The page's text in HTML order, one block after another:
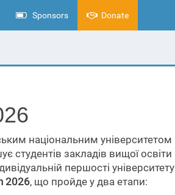
Sponsors Donate
національним університетом
студентів закладів вищої освіти
першості університету
2026, що пройде у два етапи: